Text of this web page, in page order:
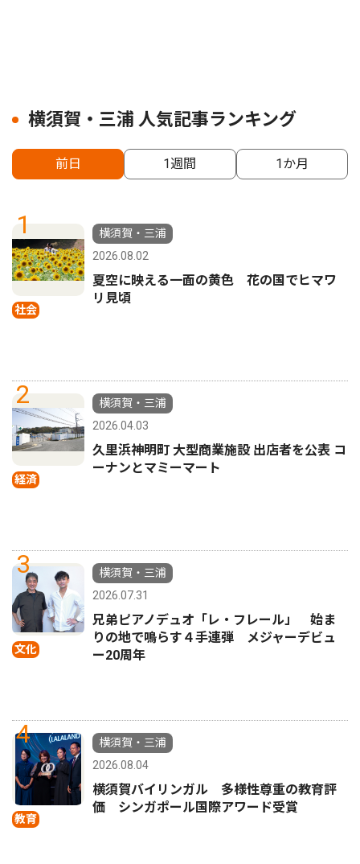
横須賀・三浦 人気記事ランキング
前日 1週間 1か月
1
社会
横須賀・三浦
2026.08.02
夏空に映える一面の黄色 花の国でヒマワ
リ見頃
2
経済
横須賀・三浦
2026.04.03
久里浜神明町 大型商業施設 出店者を公表 コ
ーナンとマミーマート
3
文化
横須賀・三浦
2026.07.31
兄弟ピアノデュオ「レ・フレール」 始ま
りの地で鳴らす４手連弾 メジャーデビュ
ー20周年
4
教育
横須賀・三浦
2026.08.04
横須賀バイリンガル 多様性尊重の教育評
価 シンガポール国際アワード受賞